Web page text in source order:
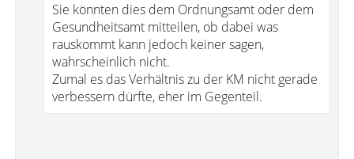
Sie könnten dies dem Ordnungsamt oder dem
Gesundheitsamt mitteilen, ob dabei was
rauskommt kann jedoch keiner sagen,
wahrscheinlich nicht.
Zumal es das Verhältnis zu der KM nicht gerade
verbessern dürfte, eher im Gegenteil.